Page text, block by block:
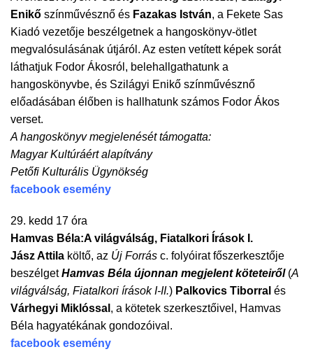
Enikő színművésznő és Fazakas István, a Fekete Sas
Kiadó vezetője beszélgetnek a hangoskönyv-ötlet
megvalósulásának útjáról. Az esten vetített képek sorát
láthatjuk Fodor Ákosról, belehallgathatunk a
hangoskönyvbe, és Szilágyi Enikő színművésznő
előadásában élőben is hallhatunk számos Fodor Ákos
verset.
A hangoskönyv megjelenését támogatta:
Magyar Kultúráért alapítvány
Petőfi Kulturális Ügynökség
facebook esemény
29. kedd 17 óra
Hamvas Béla:A világválság, Fiatalkori Írások I.
Jász Attila költő, az Új Forrás c. folyóirat főszerkesztője
beszélgetHamvas Béla újonnan megjelent köteteiről(A
világválság, Fiatalkori írások I-II.) Palkovics Tiborral és
Várhegyi Miklóssal , a kötetek szerkesztőivel, Hamvas
Béla hagyatékának gondozóival.
facebook esemény